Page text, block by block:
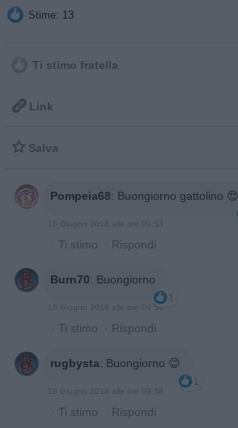
Stime: 13
Ti stimo fratella
 Link
 Salva
Pompeia68: Buongiorno gattolino 😍
18 Giugno 2018 alle ore 09:53
· Ti stimo · Rispondi
Burn70: Buongiorno
1
18 Giugno 2018 alle ore 09:54
· Ti stimo · Rispondi
rugbysta: Buongiorno 😊
1
18 Giugno 2018 alle ore 09:58
· Ti stimo · Rispondi